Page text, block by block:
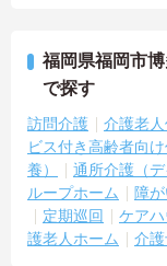
福岡県福岡市
で探す
訪問介護 介護老人
ビス付き高齢者向け
養）
通所介護（デ
ループホーム
障
定期巡回
ケア
護老人ホーム
介